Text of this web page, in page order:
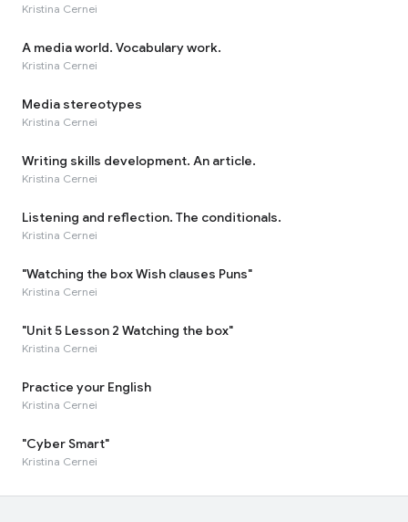
Kristina Cernei
A media world. Vocabulary work.
Kristina Cernei
Media stereotypes
Kristina Cernei
Writing skills development. An article.
Kristina Cernei
Listening and reflection. The conditionals.
Kristina Cernei
"Watching the box Wish clauses Puns"
Kristina Cernei
"Unit 5 Lesson 2 Watching the box"
Kristina Cernei
Practice your English
Kristina Cernei
"Cyber Smart"
Kristina Cernei